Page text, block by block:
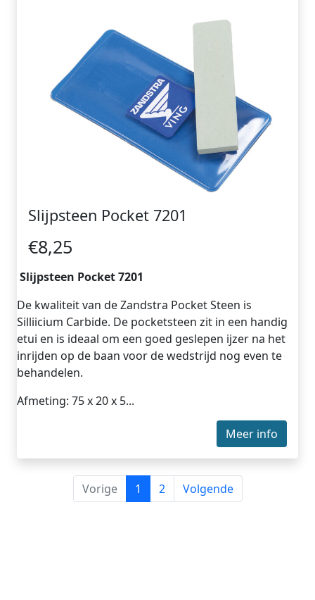
Slijpsteen Pocket 7201
€8,25
Slijpsteen Pocket 7201
De kwaliteit van de Zandstra Pocket Steen is
Silliicium Carbide. De pocketsteen zit in een handig
etui en is ideaal om een goed geslepen ijzer na het
inrijden op de baan voor de wedstrijd nog even te
behandelen.
Afmeting: 75 x 20 x 5...
Meer info
Vorige 1 2 Volgende